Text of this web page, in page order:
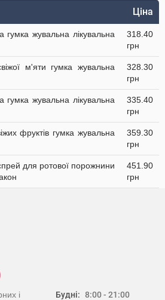
Ціна
гумка жувальна лікувальна
318.40
грн
м'яти гумка жувальна
328.30
грн
гумка жувальна лікувальна
335.40
грн
фруктів гумка жувальна
359.30
грн
для ротової порожнини
451.90
грн
Будні: 8:00 - 21:00
і